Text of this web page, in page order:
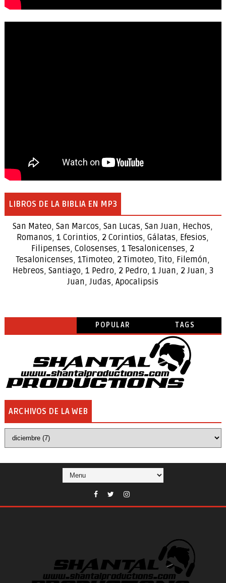
LIBROS DE LA BIBLIA EN MP3
San Mateo,San Marcos,San Lucas,San Juan, Hechos,
Romanos,1 Corintios, 2 Corintios,Gálatas, Efesios,
Filipenses,Colosenses,1Tesalonicenses, 2
Tesalonicenses, 1Timoteo, 2Timoteo, Tito, Filemón,
Hebreos, Santiago, 1 Pedro, 2 Pedro, 1 Juan, 2 Juan, 3
Juan,Judas,Apocalipsis
POPULAR TAGS
ARCHIVOS DE LA WEB